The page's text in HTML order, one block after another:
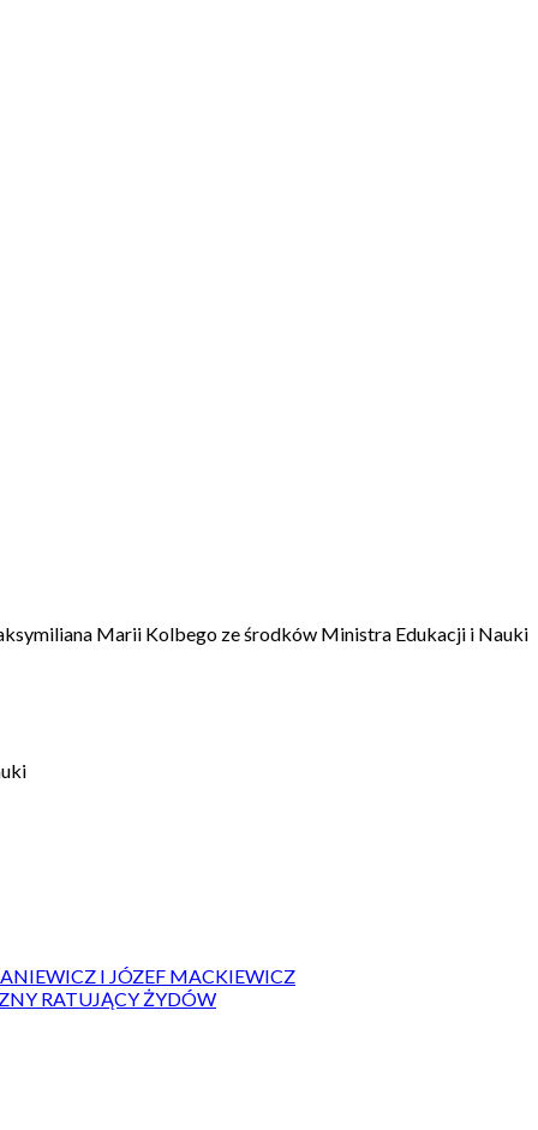
Marii Kolbego ze środków Ministra Edukacji i Nauki
I JÓZEF MACKIEWICZ
RATUJĄCY ŻYDÓW